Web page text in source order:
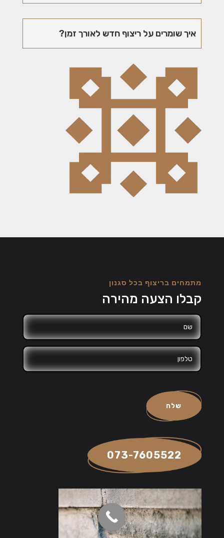
איך שומרים על ריצוף חדש לאורך זמן?
מתמחים בריצוף בכל סגנון
קבלו הצעה מהירה
שלח
073-7605522